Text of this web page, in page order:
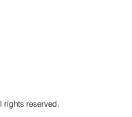
rights reserved.